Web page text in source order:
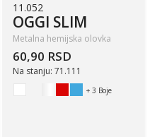
11.052
OGGI SLIM
Metalna hemijska olovka
60,90 RSD
Na stanju: 71.111
+ 3 Boje